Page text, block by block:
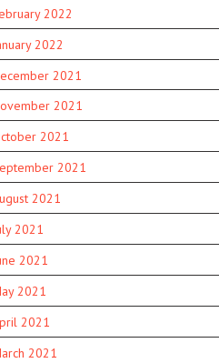
2022
2022
2021
2021
2021
2021
2021
2021
2021
2021
2021
2021